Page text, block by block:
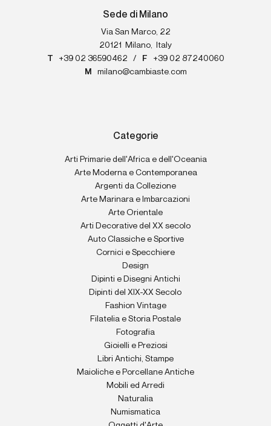
Sede di Milano
Via San Marco, 22
20121
Milano,
Italy
T
+39 02 36590462 / F
+39 02 87240060
M
milano@cambiaste.com
Categorie
Arti Primarie dell'Africa e dell'Oceania
Arte Moderna e Contemporanea
Argenti da Collezione
Arte Marinara e Imbarcazioni
Arte Orientale
Arti Decorative del XX secolo
Auto Classiche e Sportive
Cornici e Specchiere
Design
Dipinti e Disegni Antichi
Dipinti del XIX-XX Secolo
Fashion Vintage
Filatelia e Storia Postale
Fotografia
Gioielli e Preziosi
Libri Antichi, Stampe
Maioliche e Porcellane Antiche
Mobili ed Arredi
Naturalia
Numismatica